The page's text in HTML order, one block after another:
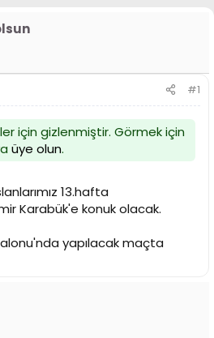
#1
için gizlenmiştir. Görmek için
üye olun.
13.hafta
Karabük'e konuk olacak.
yapılacak maçta